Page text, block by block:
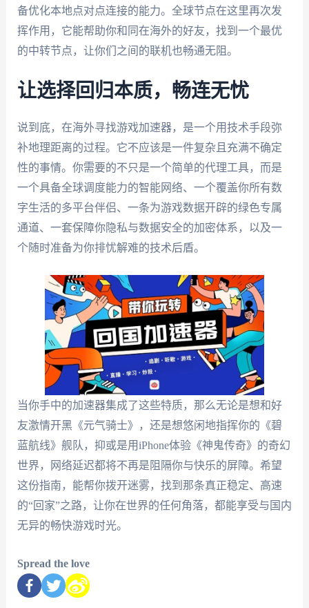
备优化本地点对点连接的能力。全球节点在这里再次发
挥作用，它能帮助你和同在海外的好友，找到一个最优
的中转节点，让你们之间的联机也畅通无阻。
让选择回归本质，畅连无忧
说到底，在海外寻找游戏加速器，是一个用技术手段弥
补地理距离的过程。它不应该是一件复杂且充满不确定
性的事情。你需要的不只是一个简单的代理工具，而是
一个具备全球调度能力的智能网络、一个覆盖你所有数
字生活的多平台伴侣、一条为游戏数据开辟的绿色专属
通道、一套保障你隐私与数据安全的加密体系，以及一
个随时准备为你排忧解难的技术后盾。
当你手中的加速器集成了这些特质，那么无论是想和好
友激情开黑《元气骑士》，还是想悠闲地指挥你的《碧
蓝航线》舰队，抑或是用iPhone体验《神鬼传奇》的奇幻
世界，网络延迟都将不再是阻隔你与快乐的屏障。希望
这份指南，能帮你拨开迷雾，找到那条真正稳定、高速
的“回家”之路，让你在世界的任何角落，都能享受与国内
无异的畅快游戏时光。
Spread the love